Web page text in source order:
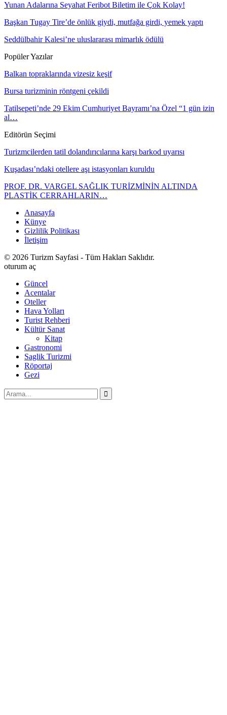
Yunan Adalarına Seyahat Feribot Biletim ile Çok Kolay!
Başkan Tugay Tire’de önlük giydi, mutfağa girdi, yemek yaptı
Seddülbahir Kalesi’ne uluslararası mimarlık ödülü
Popüler Yazılar
Balkan topraklarında vizesiz keşif
Bursa turizminin röntgeni çekildi
Tatilsepeti’nde 29 Ekim Cumhuriyet Bayramı’na Özel “1 gün izin
al…
Editörün Seçimi
Turizmcilerden tatil dolandırıcılarına karşı barkod uyarısı
Kuşadası’ndaki otellere aşı istasyonları kuruldu
PROF. DR. VARGEL SAĞLIK TURİZMİNİN ALTINDA
PLASTİK CERRAHLARIN…
Anasayfa
Künye
Gizlilik Politikası
İletişim
© 2026 Turizm Sayfasi - Tüm Hakları Saklıdır.
oturum aç
Güncel
Acentalar
Oteller
Hava Yolları
Turist Rehberi
Kültür Sanat
Kitap
Gastronomi
Saglik Turizmi
Röportaj
Gezi